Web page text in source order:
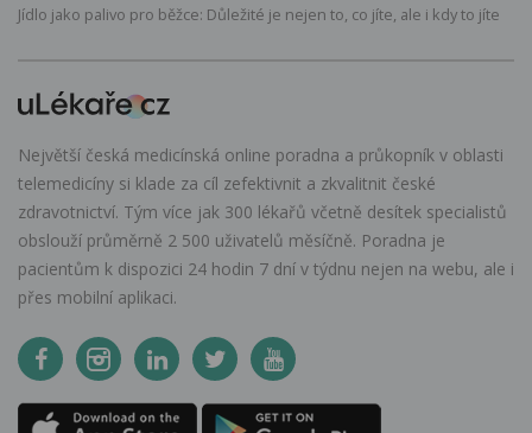
Jídlo jako palivo pro běžce: Důležité je nejen to, co jíte, ale i kdy to jíte
Největší česká medicínská online poradna a průkopník v oblasti
telemedicíny si klade za cíl zefektivnit a zkvalitnit české
zdravotnictví. Tým více jak 300 lékařů včetně desítek specialistů
obslouží průměrně 2 500 uživatelů měsíčně. Poradna je
pacientům k dispozici 24 hodin 7 dní v týdnu nejen na webu, ale i
přes mobilní aplikaci.